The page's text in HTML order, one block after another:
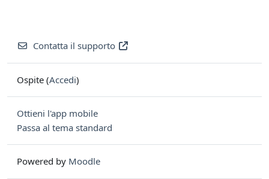
Contatta il supporto
Ospite (Accedi)
Ottieni l'app mobile
Passa al tema standard
Powered by Moodle